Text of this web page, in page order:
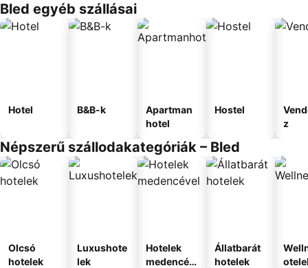
Bled egyéb szállásai
Hotel B&B-k
Apartman
hotel
Hostel
z
Népszerű szállodakategóriák – Bled
Olcsó
hotelek
Luxushote
lek
Hotelek
medencév
Állatbarát
hotelek